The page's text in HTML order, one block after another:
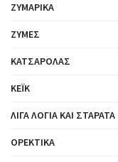
ΖΥΜΑΡΙΚΆ
ΖΎΜΕΣ
ΚΑΤΣΑΡΌΛΑΣ
ΚΈΙΚ
ΛΊΓΑ ΛΌΓΙΑ ΚΑΙ ΣΤΑΡΆΤΑ
ΟΡΕΚΤΙΚΆ